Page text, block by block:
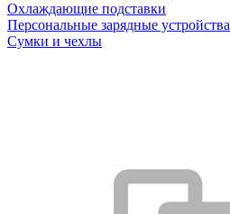
Охлаждающие подставки
Персональные зарядные устройства
Сумки и чехлы